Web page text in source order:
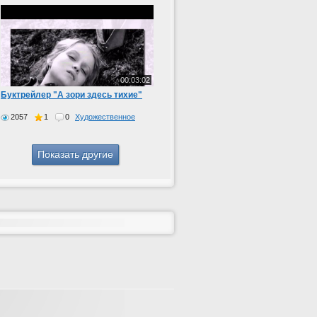
00:03:02
Буктрейлер "А зори здесь тихие"
2057 1 0 Художественное